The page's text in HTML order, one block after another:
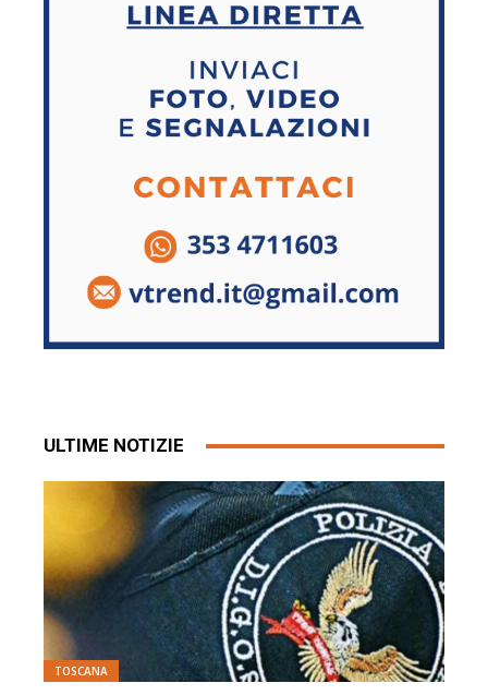
ULTIME NOTIZIE
TOSCANA